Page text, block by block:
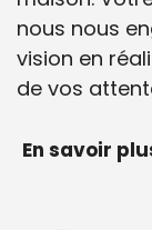
nous nous
vision en
de vos
En savoir